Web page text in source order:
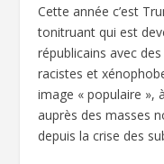
Cette année c’est
tonitruant qui est
républicains avec
racistes et
image « populaire »,
auprès des masses
depuis la crise des